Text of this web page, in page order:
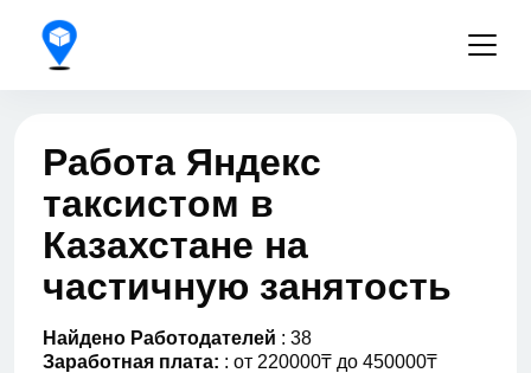
Работа Яндекс
таксистом в
Казахстане на
частичную занятость
Найдено Работодателей : 38
Заработная плата: : от 220000₸ до 450000₸